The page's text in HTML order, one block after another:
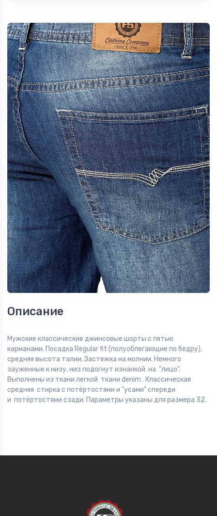
Описание
Мужские классические джинсовые шорты с пятью
карманами. Посадка Regular fit (полуоблегающие по бедру),
средняя высота талии. Застежка на молнии. Немного
зауженные к низу, низ подогнут изнанкой на "лицо".
Выполнены из ткани легкой ткани denim . Классическая
средняя стирка с потёртостями и "усами" спереди
и потёртостями сзади. Параметры указаны для размера 32.